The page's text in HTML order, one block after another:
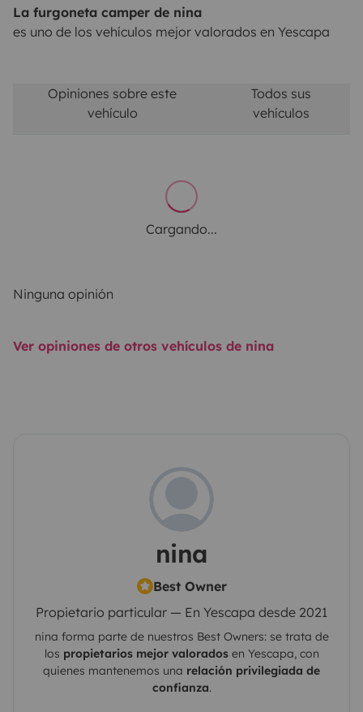
La furgoneta camper de nina
es uno de los vehículos mejor valorados en Yescapa
Opiniones sobre este
vehículo
Todos sus
vehículos
Cargando...
Ninguna opinión
Ver opiniones de otros vehículos de nina
nina
Best Owner
Propietario particular — En Yescapa desde 2021
nina forma parte de nuestros Best Owners: se trata de
los propietarios mejor valoradosen Yescapa, con
quienes mantenemos una relación privilegiada de
confianza.